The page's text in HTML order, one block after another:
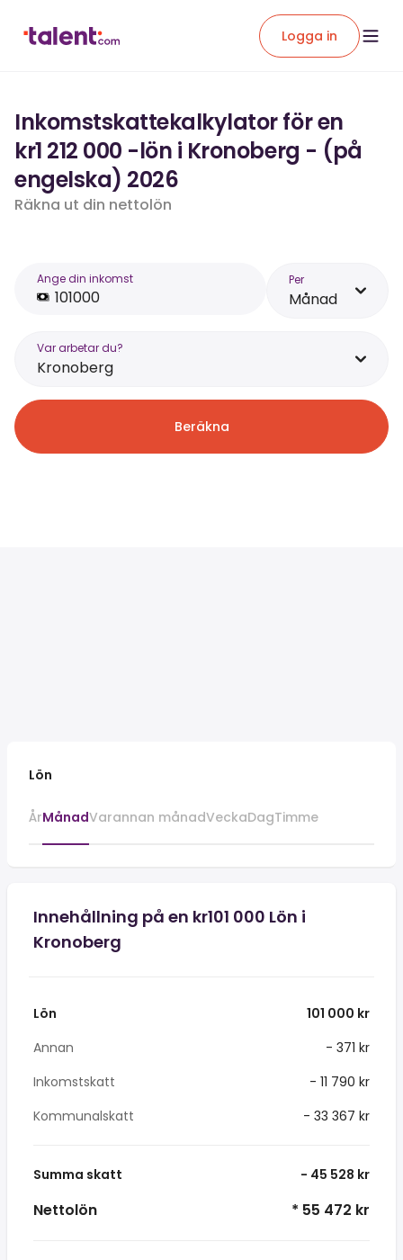
Logga in
Inkomstskattekalkylator för en
kr1 212 000 -lön i Kronoberg - (på
engelska) 2026
Räkna ut din nettolön
Ange din inkomst Per
Månad
Var arbetar du?
Kronoberg
Beräkna
Lön
ÅrMånadVarannan månadVeckaDagTimme
Innehållning på en kr101 000 Lön i
Kronoberg
Lön
101 000 kr
Annan
- 371 kr
Inkomstskatt
- 11 790 kr
Kommunalskatt
- 33 367 kr
Summa skatt - 45 528 kr
Nettolön * 55 472 kr